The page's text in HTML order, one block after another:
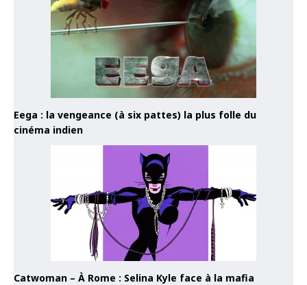
Eega : la vengeance (à six pattes) la plus folle du
cinéma indien
Catwoman – À Rome : Selina Kyle face à la mafia